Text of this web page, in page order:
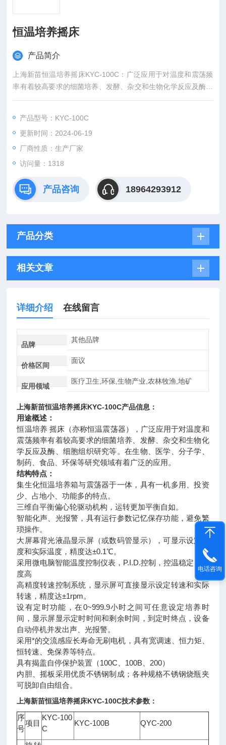
恒温培养摇床
产品简介
上海新苗恒温培养摇床KYC-100C：广泛应用于对温度和震荡频
率有着较高要求的细菌培养、发酵、杂交和生物化学反应及酶、
细胞组织研究等。在生物、医学、分子学、制药、食品、环保等
产品型号：KYC-100C
更新时间：2024-06-19
厂商性质：生产厂家
访问量：1318
产品咨询 18964293912
产品分类
相关文章
详细介绍 在线留言
品牌
其他品牌
价格区间
面议
应用领域
医疗卫生,环保,生物产业,农林牧渔,地矿
上海新苗恒温培养摇床KYC-100C产品信息：
用途概述：
恒温培养 摇床（亦称恒温震荡器），广泛应用于对温度和
震荡频率有着较高要求的细菌培养、发酵、杂交和生物化
学反应及酶、细胞组织研究等。在生物、医学、分子学、
制药、食品、环保等研究领域有着广泛的应用。
结构特点：
集生化恒温培养箱与震荡器于一体，具有一机多用、投资
少、占地小、功能多的特点。
三维自平衡偏心轮驱动机构，运转更加平衡自如。
智能化声、光报警，具有运行参数记忆保存功能，避免繁
琐操作。
大屏幕背光液晶显示屏（或数码管显示），可显示设定温
度和实际温度，精度达±0.1℃。
采用微电脑智能温度控制仪表，P.I.D.控制，控温稳定、精
度高
高精度转速控制系统，显示屏可直接显示设定转速和实际
转速，精度达±1rpm。
设有定时功能，在0~999.9小时之间可任意设定培养时
间，显示屏显示定时时间和剩余时间，到定时终点，设备
自动停机并发出声、光报警。
采用*的交流感应长寿命无刷电机，具有宽调速、恒力矩、
恒转速、免保养等特点。
具有揭盖自停保护装置（100C、100B、200）
内胆、摇板采用优质不锈钢制成；各种规格不锈钢烧瓶夹
可脱卸自由组合。
上海新苗恒温培养摇床KYC-100C技术参数：
序
号
项目
KYC-100
C
KYC-100B QYC-200
电话咨询